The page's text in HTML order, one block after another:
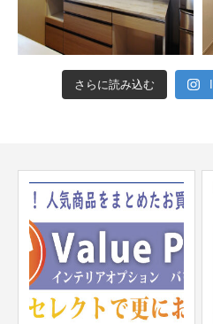
さらに読み込む